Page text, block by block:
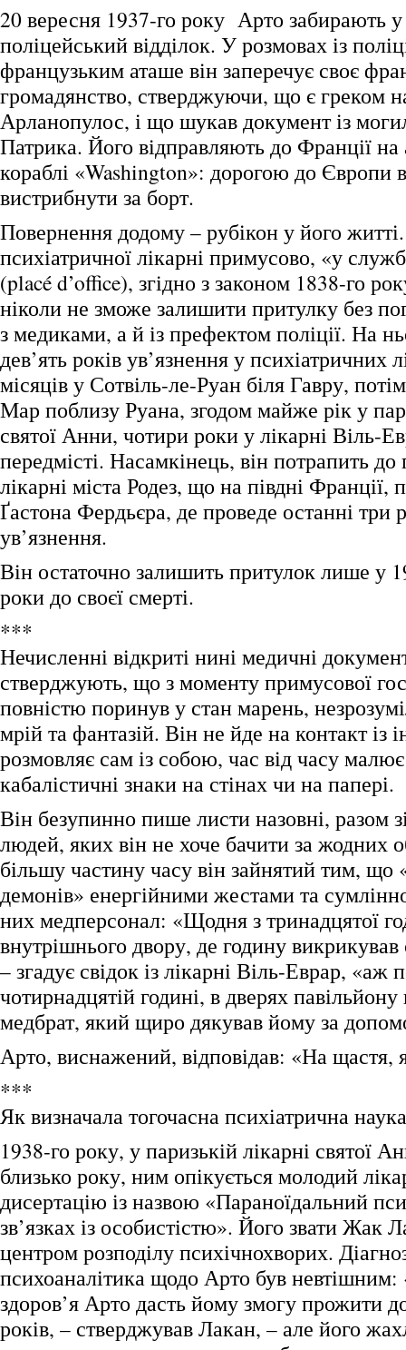
20 вересня 1937-го року Арто забирають у
поліцейський відділок. У розмовах із
французьким аташе він заперечує своє
громадянство, стверджуючи, що є греком
Арланопулос, і що шукав документ із
Патрика. Його відправляють до Франції
кораблі «Washington»: дорогою до Європи
вистрибнути за борт.
Повернення додому – рубікон у його
психіатричної лікарні примусово, «у
(placé d’office), згідно з законом 1838-го
ніколи не зможе залишити притулку без
з медиками, а й із префектом поліції. На
дев’ять років ув’язнення у психіатричних
місяців у Сотвіль-ле-Руан біля Гавру,
Мар поблизу Руана, згодом майже рік у
святої Анни, чотири роки у лікарні Віль-
передмісті. Насамкінець, він потрапить до
лікарні міста Родез, що на півдні Франції,
Ґастона Фердьєра, де проведе останні три
ув’язнення.
Він остаточно залишить притулок лише у
роки до своєї смерті.
***
Нечисленні відкриті нині медичні
стверджують, що з моменту примусової
повністю поринув у стан марень,
мрій та фантазій. Він не йде на контакт
розмовляє сам із собою, час від часу
кабалістичні знаки на стінах чи на папері.
Він безупинно пише листи назовні, разом
людей, яких він не хоче бачити за жодних
більшу частину часу він зайнятий тим, що
демонів» енергійними жестами та
них медперсонал: «Щодня з тринадцятої
внутрішнього двору, де годину викрикував
– згадує свідок із лікарні Віль-Еврар, «аж
чотирнадцятій годині, в дверях павільйону
медбрат, який щиро дякував йому за
Арто, виснажений, відповідав: «На щастя,
***
Як визначала тогочасна психіатрична
1938-го року, у паризькій лікарні святої
близько року, ним опікується молодий
дисертацію із назвою «Параноїдальний
зв’язках із особистістю». Його звати Жак
центром розподілу психічнохворих.
психоаналітика щодо Арто був невтішним:
здоров’я Арто дасть йому змогу прожити
років, – стверджував Лакан, – але його